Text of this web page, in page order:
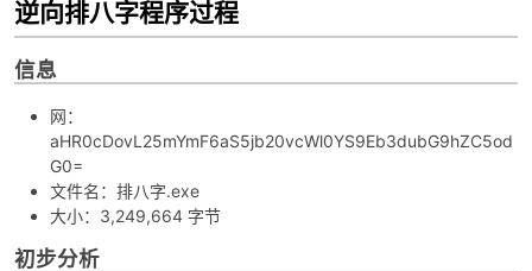
逆向排八字程序过程
信息
网：
aHR0cDovL25mYmF6aS5jb20vcWl0YS9Eb3dubG9hZC5od
G0=
文件名：排八字.exe
大小：3,249,664 字节
初步分析